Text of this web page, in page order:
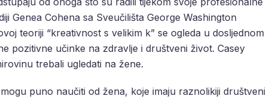
Genea Cohena sa Sveučilišta George Washington
teoriji “kreativnost s velikim k” se ogleda u dosljednom
pozitivne učinke na zdravlje i društveni život. Casey
trebali ugledati na žene.
puno naučiti od žena, koje imaju raznolikiji društveni